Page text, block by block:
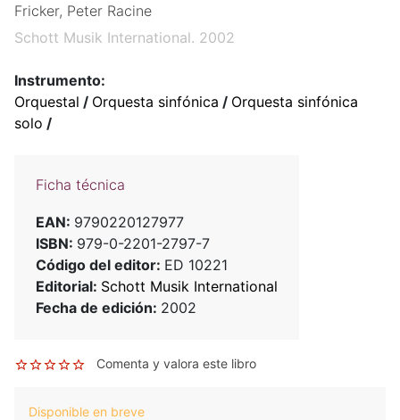
Fricker, Peter Racine
Schott Musik International. 2002
Instrumento:
Orquestal / Orquesta sinfónica / Orquesta sinfónica
solo /
Ficha técnica
EAN: 9790220127977
ISBN: 979-0-2201-2797-7
Código del editor: ED 10221
Editorial: Schott Musik International
Fecha de edición: 2002
Comenta y valora este libro
Disponible en breve